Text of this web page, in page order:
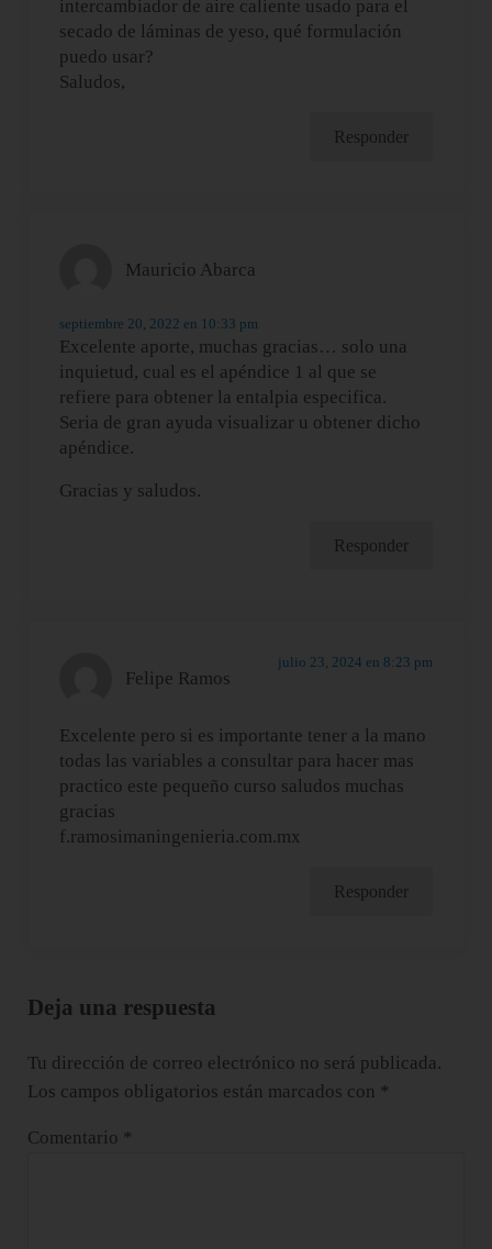
intercambiador de aire caliente usado para el
secado de láminas de yeso, qué formulación
puedo usar?
Saludos,
Responder
Mauricio Abarca
septiembre 20, 2022 en 10:33 pm
Excelente aporte, muchas gracias… solo una
inquietud, cual es el apéndice 1 al que se
refiere para obtener la entalpia especifica.
Seria de gran ayuda visualizar u obtener dicho
apéndice.
Gracias y saludos.
Responder
Felipe Ramos
julio 23, 2024 en 8:23 pm
Excelente pero si es importante tener a la mano
todas las variables a consultar para hacer mas
practico este pequeño curso saludos muchas
gracias
f.ramosimaningenieria.com.mx
Responder
Deja una respuesta
Tu dirección de correo electrónico no será publicada.
Los campos obligatorios están marcados con *
Comentario *